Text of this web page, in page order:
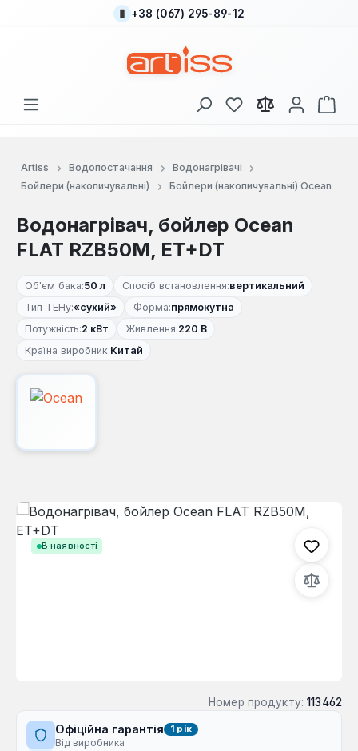
Перейти до основного вмісту
+38 (067) 295-89-12
У вас є 0 у списку
Artiss Водопостачання
Водонагрівачі
Бойлери (накопичувальні)
Бойлери (накопичувальні) Ocean
Водонагрівач, бойлер Ocean
FLAT RZB50M, ET+DT
Об'єм бака:50 л Спосіб встановлення:вертикальний
Тип ТЕНу:«сухий» Форма:прямокутна
Потужність:2 кВт Живлення:220 В
Країна виробник:Китай
В наявності
Пропустити галерею зображень
Номер продукту: 113462
Офіційна гарантія 1 рік
Від виробника